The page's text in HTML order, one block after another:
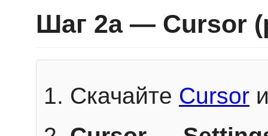
Шаг 2a — Cursor
Скачайте Cursor